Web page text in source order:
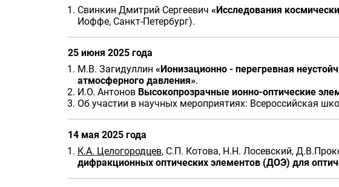
Свинкин Дмитрий Сергеевич «Исследования
Иоффе, Санкт-Петербург).
25 июня 2025 года
М.В. Загидуллин «Ионизационно - перегревная
атмосферного давления».
И.О. Антонов Высокопрозрачные ионно-оптические
Об участии в научных мероприятиях: Всероссийская
14 мая 2025 года
К.А. Целогородцев, С.П. Котова, Н.Н. Лосевский,
дифракционных оптических элементов (ДОЭ) для